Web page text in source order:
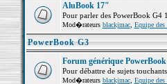
AluBook 17"
Pour parler des PowerBook G4
Mod�rateurs blackjmac, Equipe des
PowerBook G3
Forum générique
Pour débattre de sujets
Mod�rateurs blackjmac, Equipe des